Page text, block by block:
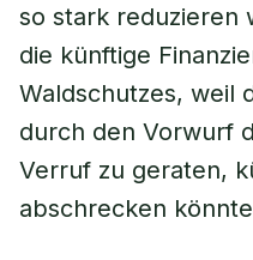
so stark reduzieren
die künftige
Waldschutzes, weil
durch den Vorwurf
Verruf zu geraten,
abschrecken